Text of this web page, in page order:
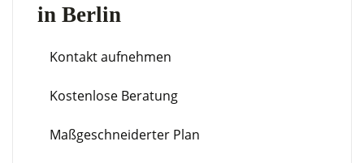
in Berlin
Kontakt aufnehmen
Kostenlose Beratung
Maßgeschneiderter Plan